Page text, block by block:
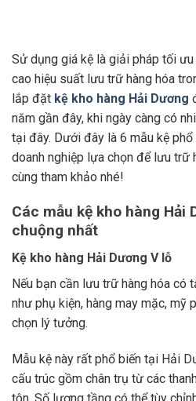
Sử dụng giá kệ là giải pháp tối
cao hiệu suất lưu trữ hàng hóa
lắp đặt kệ kho hàng Hải Dương
năm gần đây, khi ngày càng có
tại đây. Dưới đây là 6 mẫu kệ
doanh nghiệp lựa chọn để lưu trữ
cùng tham khảo nhé!
Các mẫu kệ kho hàng Hải
chuộng nhất
Kệ kho hàng Hải Dương V lỗ
Nếu bạn cần lưu trữ hàng hóa có
như phụ kiện, hàng may mặc, mỹ
chọn lý tưởng.
Mẫu kệ này rất phổ biến tại Hải
cấu trúc gồm chân trụ từ các